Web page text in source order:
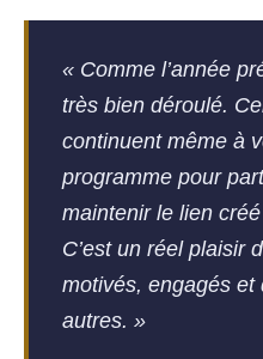
« Comme l’année
très bien déroulé.
continuent même à
programme pour
maintenir le lien
C’est un réel plaisir
motivés, engagés et
autres. »